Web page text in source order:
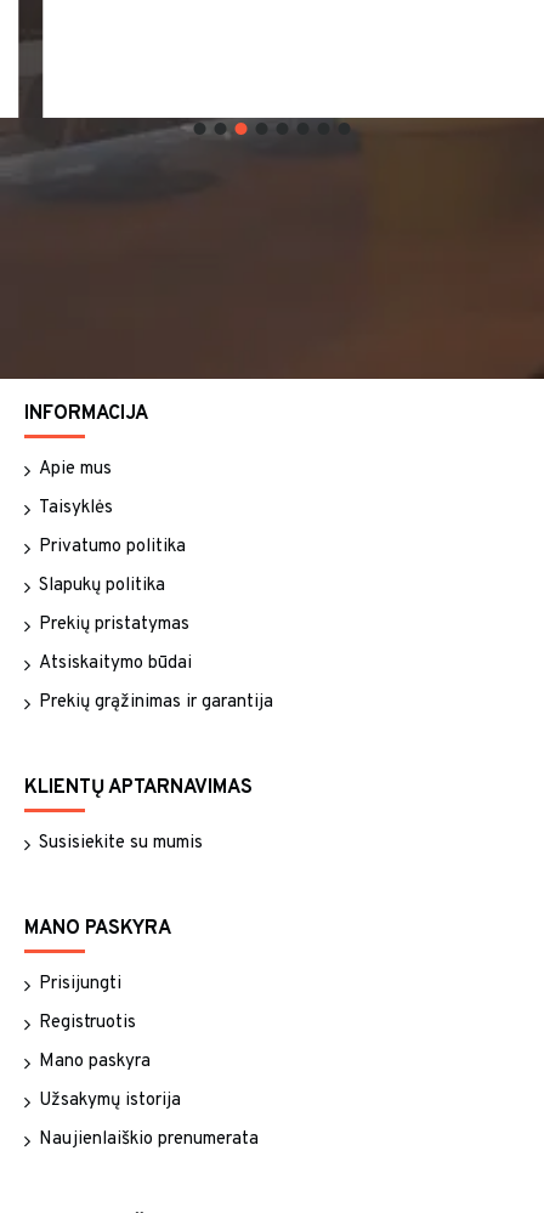
INFORMACIJA
Apie mus
Taisyklės
Privatumo politika
Slapukų politika
Prekių pristatymas
Atsiskaitymo būdai
Prekių grąžinimas ir garantija
KLIENTŲ APTARNAVIMAS
Susisiekite su mumis
MANO PASKYRA
Prisijungti
Registruotis
Mano paskyra
Užsakymų istorija
Naujienlaiškio prenumerata